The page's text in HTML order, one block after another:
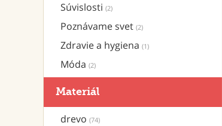
Súvislosti (2)
Poznávame svet (2)
Zdravie a hygiena (1)
Móda (2)
Materiál
drevo (74)